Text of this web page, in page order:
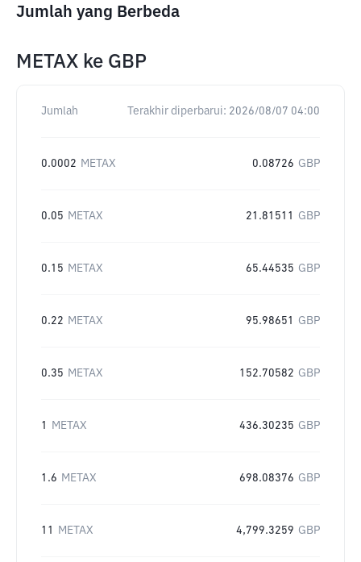
Jumlah yang Berbeda
METAX ke GBP
Jumlah Terakhir diperbarui: 2026/08/07 04:00
0.0002 METAX 0.08726 GBP
0.05 METAX 21.81511 GBP
0.15 METAX 65.44535 GBP
0.22 METAX 95.98651 GBP
0.35 METAX 152.70582 GBP
1 METAX 436.30235 GBP
1.6 METAX 698.08376 GBP
11 METAX 4,799.3259 GBP